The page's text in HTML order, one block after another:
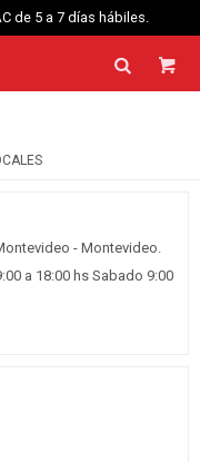
de 5 a 7 días hábiles.
- Montevideo.
a 18:00 hs Sabado 9:00